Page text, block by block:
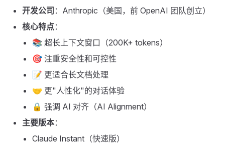
开发公司 ：Anthropic（美国，前 OpenAI 团队创立）
核心特点：
📚 超长上下文窗口（200K+ tokens）
🎯 注重安全性和可控性
📝 更适合长文档处理
🤝 更"人性化"的对话体验
🔒 强调 AI 对齐（AI Alignment）
主要版本：
Claude Instant（快速版）